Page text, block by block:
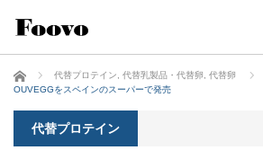
ホーム 代替プロテイン 代替乳製品・代替卵 代替卵
OUVEGGをスペインのスーパーで発売
代替プロテイン